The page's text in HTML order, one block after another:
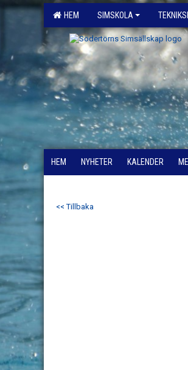
HEM SIMSKOLA
HEM NYHETER KALENDER
<< Tillbaka